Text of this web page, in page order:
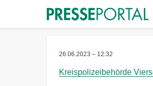
26.06.2023 – 12:32
Kreispolizeibehörde